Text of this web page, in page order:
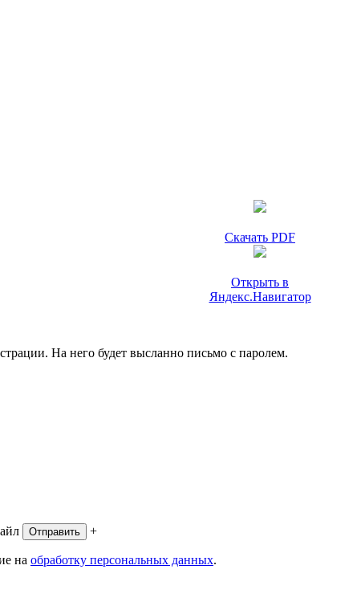
Скачать PDF
Открыть в
Яндекс.Навигатор
На него будет высланно письмо с паролем.
Отправить +
на обработку персональных данных.